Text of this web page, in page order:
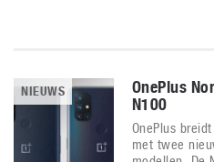
NIEUWS
OnePlus
N100
OnePlus
met twee